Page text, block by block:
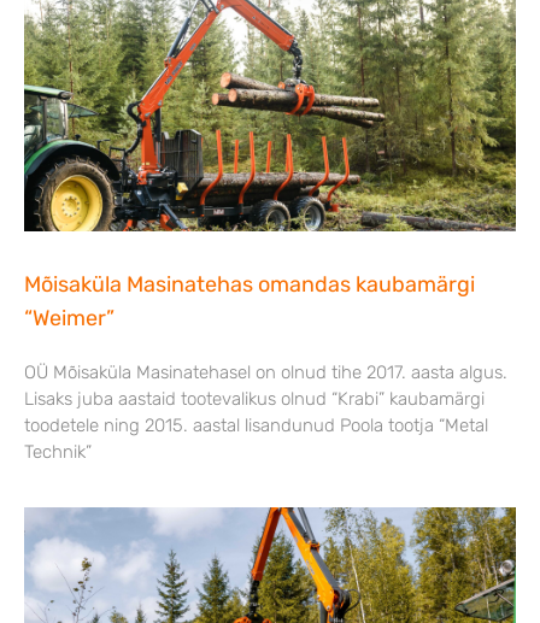
Mõisaküla Masinatehas omandas kaubamärgi
“Weimer”
OÜ Mõisaküla Masinatehasel on olnud tihe 2017. aasta algus.
Lisaks juba aastaid tootevalikus olnud “Krabi” kaubamärgi
toodetele ning 2015. aastal lisandunud Poola tootja “Metal
Technik”